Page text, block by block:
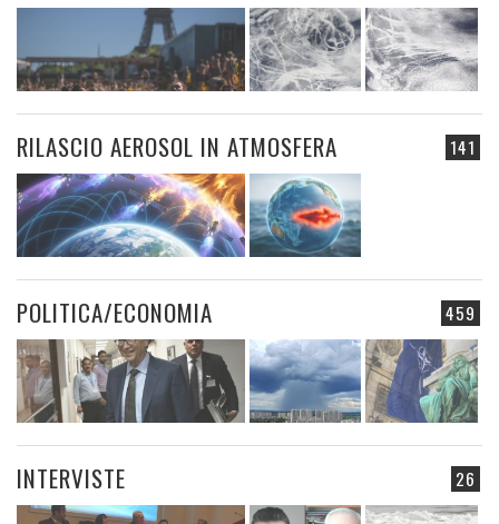
141
RILASCIO AEROSOL IN ATMOSFERA
459
POLITICA/ECONOMIA
26
INTERVISTE